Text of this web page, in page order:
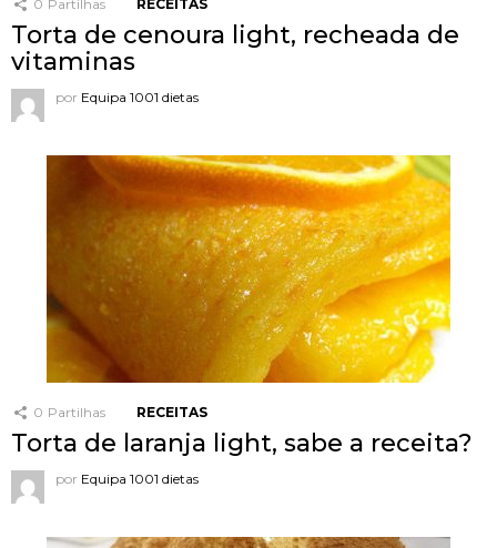
0 Partilhas RECEITAS
Torta de cenoura light, recheada de
vitaminas
por Equipa 1001 dietas
0 Partilhas RECEITAS
Torta de laranja light, sabe a receita?
por Equipa 1001 dietas